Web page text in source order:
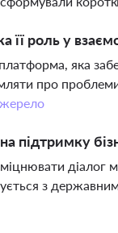
роль у
яка
про
підтримку
діалог
з